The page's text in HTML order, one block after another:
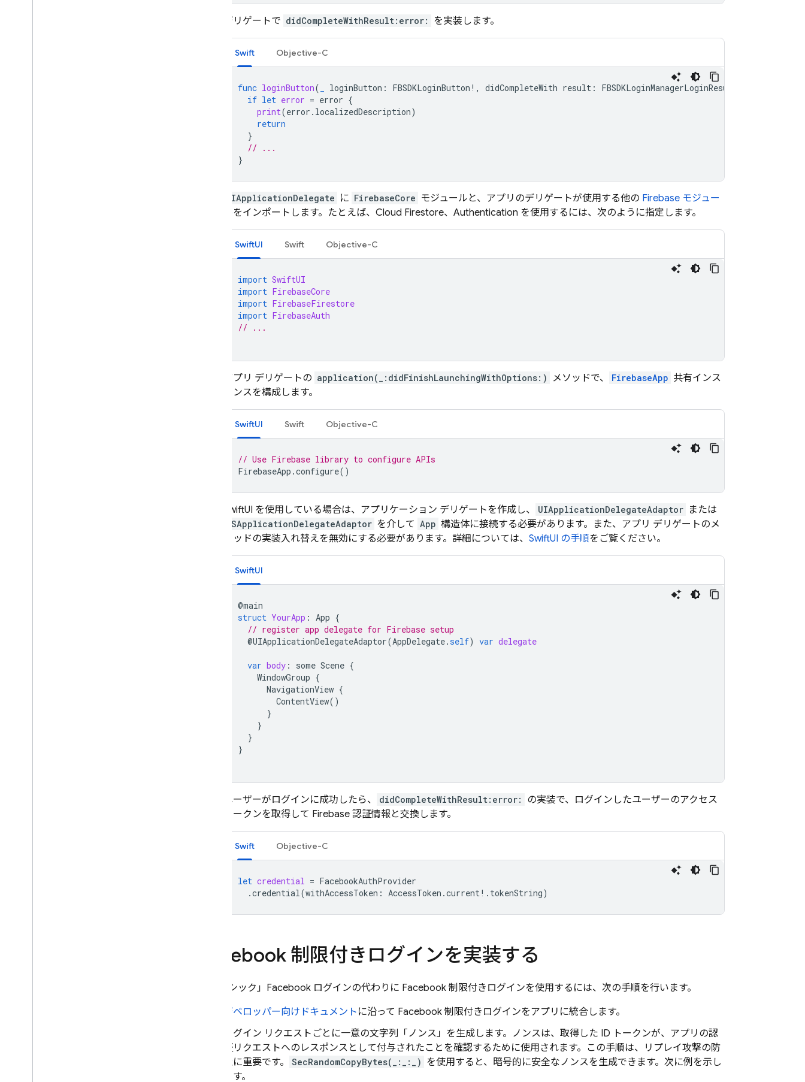
デリゲートで didCompleteWithResult:error: を実装します。
Swift Objective-C
func loginButton( loginButton : FBSDKLoginButton !, didCompleteWith result : FBSDKLoginManagerLoginResult
if let error = error {
print(error . localizedDescription)
return
}
// ...
}
UIApplicationDelegate に FirebaseCore モジュールと、アプリのデリゲートが使用する他の Firebase モジュー
ルをインポートします。たとえば、 Cloud Firestore、 Authentication を使用するには、次のように指定します。
SwiftUI Swift Objective-C
import SwiftUI
import FirebaseCore
import FirebaseFirestore
import FirebaseAuth
// ...
アプリ デリゲートの application(_:didFinishLaunchingWithOptions:) メソッドで、 FirebaseApp 共有インス
タンスを構成します。
SwiftUI Swift Objective-C
// Use Firebase library to configure APIs
FirebaseApp .configure()
SwiftUI を使用している場合は、アプリケーション デリゲートを作成し、 UIApplicationDelegateAdaptor または
NSApplicationDelegateAdaptor を介して App 構造体に接続する必要があります。また、アプリ デリゲートのメ
ソッドの実装入れ替えを無効にする必要があります。詳細については、 SwiftUI の手順をご覧ください。
SwiftUI
@main
struct YourApp : App {
// register app delegate for Firebase setup
@UIApplicationDelegateAdaptor(AppDelegate.self) var delegate
var body : some Scene {
WindowGroup {
NavigationView {
ContentView()
}
}
}
}
ユーザーがログインに成功したら、 didCompleteWithResult:error:
の実装で、ログインしたユーザーのアクセス
トークンを取得して Firebase 認証情報と交換します。
Swift Objective-C
let credential = FacebookAuthProvider
.credential(withAccessToken : AccessToken .current!. tokenString)
Facebook 制限付きログインを実装する
「クラシック」Facebook ログインの代わりに Facebook 制限付きログインを使用するには、次の手順を行います。
デベロッパー向けドキュメント に沿って Facebook 制限付きログインをアプリに統合します。
ログイン リクエストごとに一意の文字列「ノンス」を生成します。ノンスは、取得した ID トークンが、アプリの認
証リクエストへのレスポンスとして付与されたことを確認するために使用されます。この手順は、リプレイ攻撃の防
止に重要です。
SecRandomCopyBytes(_:_:_) を使用すると、暗号的に安全なノンスを生成できます。次に例を示し
ます。